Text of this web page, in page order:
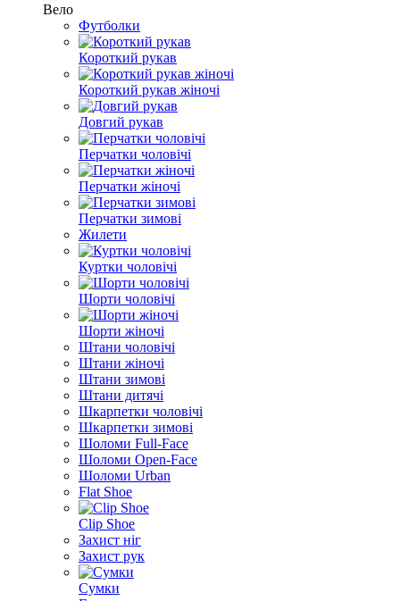
Вело
Футболки
Короткий рукав
Короткий рукав жіночі
Довгий рукав
Перчатки чоловічі
Перчатки жіночі
Перчатки зимові
Жилети
Куртки чоловічі
Шорти чоловічі
Шорти жіночі
Штани чоловічі
Штани жіночі
Штани зимові
Штани дитячі
Шкарпетки чоловічі
Шкарпетки зимові
Шоломи Full-Face
Шоломи Open-Face
Шоломи Urban
Flat Shoe
Clip Shoe
Захист ніг
Захист рук
Сумки